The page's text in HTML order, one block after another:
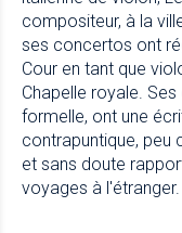
compositeur, à la
ses concertos ont
Cour en tant que
Chapelle royale.
formelle, ont une
contrapuntique, peu
et sans doute
voyages à l'étranger.